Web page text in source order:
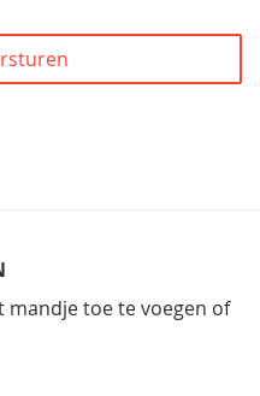
mandje toe te voegen of